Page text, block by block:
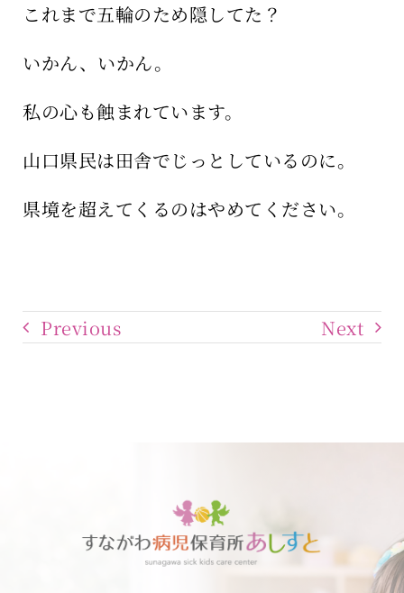
これまで五輪のため隠してた？
いかん、いかん。
私の心も蝕まれています。
山口県民は田舎でじっとしているのに。
県境を超えてくるのはやめてください。
Previous Next